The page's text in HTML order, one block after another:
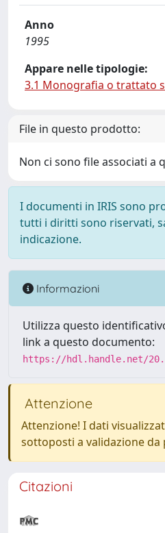
Anno
1995
Appare nelle tipologie:
3.1 Monografia o trattato
File in questo prodotto:
Non ci sono file associati a
I documenti in IRIS sono
tutti i diritti sono riservati,
indicazione.
Informazioni
Utilizza questo
link a questo documento:
https://hdl.handle.net/
Attenzione
Attenzione! I dati
sottoposti a validazione da
Citazioni